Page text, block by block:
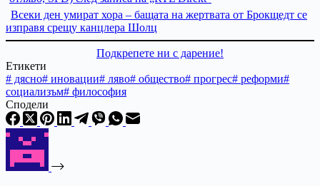
Всеки ден умират хора – бащата на жертвата от Брокщедт се
изправя срещу канцлера Шолц
Подкрепете ни с дарение!
Етикети
# дясно# иновации# ляво# общество# прогрес# реформи#
социализъм# философия
Сподели